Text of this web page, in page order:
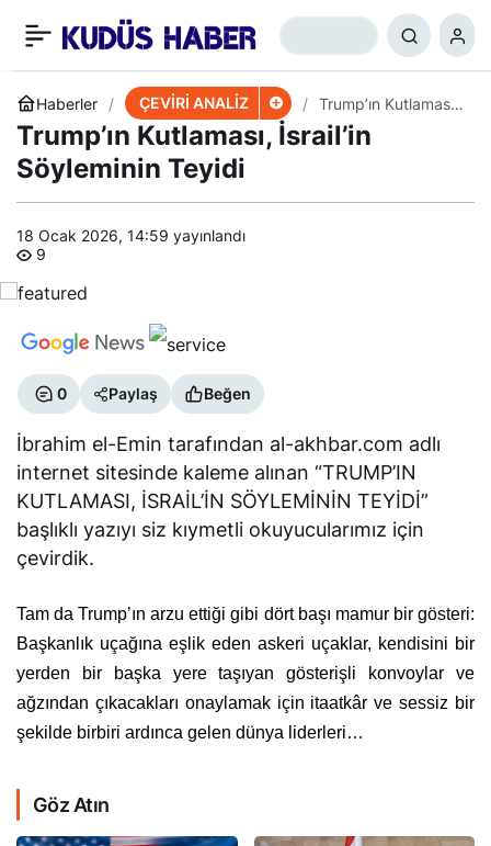
Haberler ÇEVİRİ ANALİZ
Trump’ın Kutlaması,
İsrail’in Söyleminin
Teyidi
Trump’ın Kutlaması, İsrail’in
Söyleminin Teyidi
18 Ocak 2026, 14:59 yayınlandı
9
0 Paylaş Beğen
İbrahim el-Emin tarafından al-akhbar.com adlı
internet sitesinde kaleme alınan “TRUMP’IN
KUTLAMASI, İSRAİL’İN SÖYLEMİNİN TEYİDİ”
başlıklı yazıyı siz kıymetli okuyucularımız için
çevirdik.
Tam da Trump’ın arzu ettiği gibi dört başı mamur bir gösteri:
Başkanlık uçağına eşlik eden askeri uçaklar, kendisini bir
yerden bir başka yere taşıyan gösterişli konvoylar ve
ağzından çıkacakları onaylamak için itaatkâr ve sessiz bir
şekilde birbiri ardınca gelen dünya liderleri…
Göz Atın
Düşman Liderliğinin
Farkındalığı Değişiyor
+ 0 Paylaş